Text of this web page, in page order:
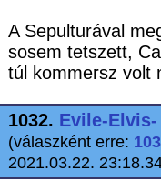
A Sepulturával
sosem tetszett,
túl kommersz volt
1032. Evile-Elvis-
(válaszként erre:
2021.03.22.